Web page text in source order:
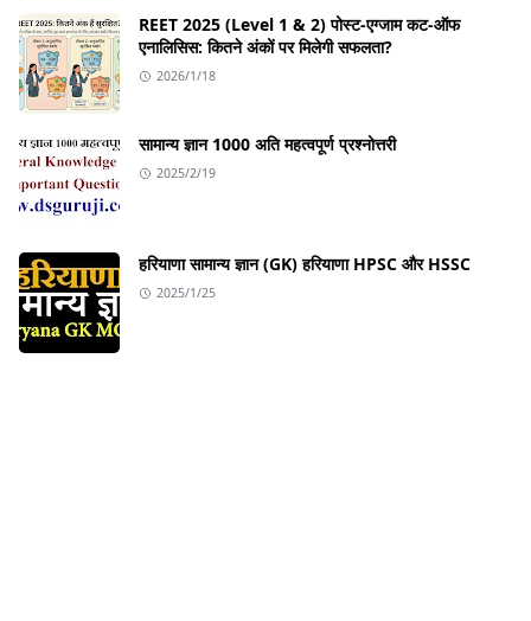
REET 2025 (Level 1 & 2) पोस्ट-एग्जाम कट-ऑफ
एनालिसिस: कितने अंकों पर मिलेगी सफलता?
2026/1/18
सामान्य ज्ञान 1000 अति महत्वपूर्ण प्रश्नोत्तरी
2025/2/19
हरियाणा सामान्य ज्ञान (GK) हरियाणा HPSC और HSSC
2025/1/25